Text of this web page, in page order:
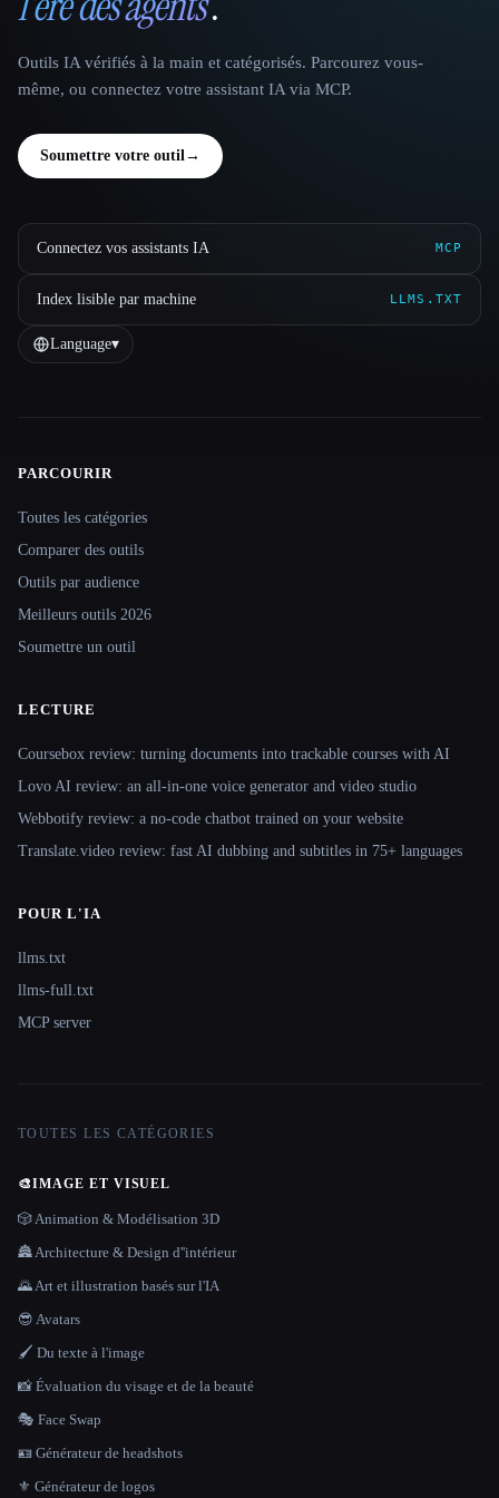
Outils IA vérifiés à la main et catégorisés. Parcourez vous-
même, ou connectez votre assistant IA via MCP.
Soumettre votre outil→
Connectez vos assistants IA MCP
Index lisible par machine LLMS.TXT
Language▾
Site navigation
PARCOURIR
Toutes les catégories
Comparer des outils
Outils par audience
Meilleurs outils 2026
Soumettre un outil
LECTURE
Coursebox review: turning documents into trackable courses with AI
Lovo AI review: an all-in-one voice generator and video studio
Webbotify review: a no-code chatbot trained on your website
Translate.video review: fast AI dubbing and subtitles in 75+ languages
POUR L'IA
llms.txt
llms-full.txt
MCP server
TOUTES LES CATÉGORIES
🎨IMAGE ET VISUEL
🎲 Animation & Modélisation 3D
🏯 Architecture & Design d''intérieur
🌄 Art et illustration basés sur l'IA
😎 Avatars
🖌️ Du texte à l'image
📸 Évaluation du visage et de la beauté
🎭 Face Swap
🪪 Générateur de headshots
⚜️ Générateur de logos